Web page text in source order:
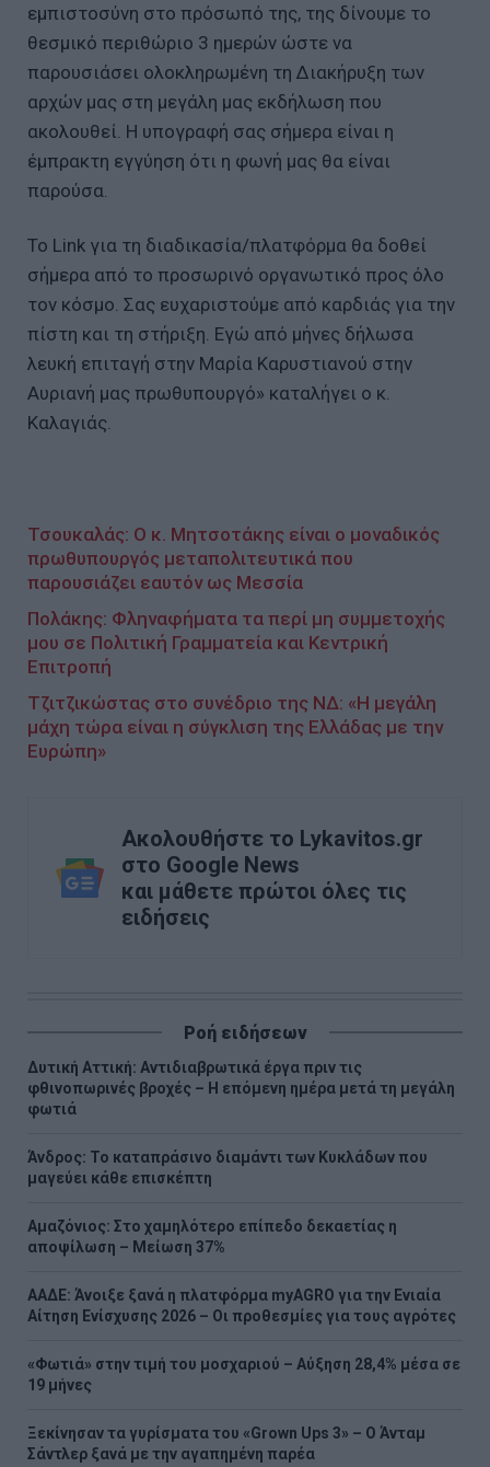
εμπιστοσύνη στο πρόσωπό της, της δίνουμε το
θεσμικό περιθώριο 3 ημερών ώστε να
παρουσιάσει ολοκληρωμένη τη Διακήρυξη των
αρχών μας στη μεγάλη μας εκδήλωση που
ακολουθεί. Η υπογραφή σας σήμερα είναι η
έμπρακτη εγγύηση ότι η φωνή μας θα είναι
παρούσα.
Το Link για τη διαδικασία/πλατφόρμα θα δοθεί
σήμερα από το προσωρινό οργανωτικό προς όλο
τον κόσμο. Σας ευχαριστούμε από καρδιάς για την
πίστη και τη στήριξη. Εγώ από μήνες δήλωσα
λευκή επιταγή στην Μαρία Καρυστιανού στην
Αυριανή μας πρωθυπουργό» καταλήγει ο κ.
Καλαγιάς.
Τσουκαλάς: Ο κ. Μητσοτάκης είναι ο μοναδικός
πρωθυπουργός μεταπολιτευτικά που
παρουσιάζει εαυτόν ως Μεσσία
Πολάκης: Φληναφήματα τα περί μη συμμετοχής
μου σε Πολιτική Γραμματεία και Κεντρική
Επιτροπή
Τζιτζικώστας στο συνέδριο της ΝΔ: «Η μεγάλη
μάχη τώρα είναι η σύγκλιση της Ελλάδας με την
Ευρώπη»
Ακολουθήστε το Lykavitos.gr
στο Google News
και μάθετε πρώτοι όλες τις
ειδήσεις
Ροή ειδήσεων
Δυτική Αττική: Αντιδιαβρωτικά έργα πριν τις
φθινοπωρινές βροχές – Η επόμενη ημέρα μετά τη μεγάλη
φωτιά
Άνδρος: Το καταπράσινο διαμάντι των Κυκλάδων που
μαγεύει κάθε επισκέπτη
Αμαζόνιος: Στο χαμηλότερο επίπεδο δεκαετίας η
αποψίλωση – Μείωση 37%
ΑΑΔΕ: Άνοιξε ξανά η πλατφόρμα myAGRO για την Ενιαία
Αίτηση Ενίσχυσης 2026 – Οι προθεσμίες για τους αγρότες
«Φωτιά» στην τιμή του μοσχαριού – Αύξηση 28,4% μέσα σε
19 μήνες
Ξεκίνησαν τα γυρίσματα του «Grown Ups 3» – Ο Άνταμ
Σάντλερ ξανά με την αγαπημένη παρέα